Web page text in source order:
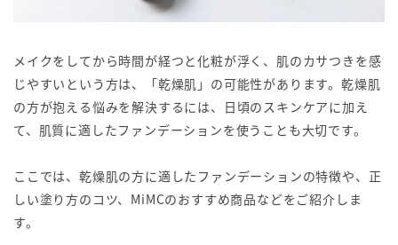
メイクをしてから時間が経つと化粧が浮く、肌のカサつきを感
じやすいという方は、「乾燥肌」の可能性があります。乾燥肌
の方が抱える悩みを解決するには、日頃のスキンケアに加え
て、肌質に適したファンデーションを使うことも大切です。
ここでは、乾燥肌の方に適したファンデーションの特徴や、正
しい塗り方のコツ、MiMCのおすすめ商品などをご紹介しま
す。